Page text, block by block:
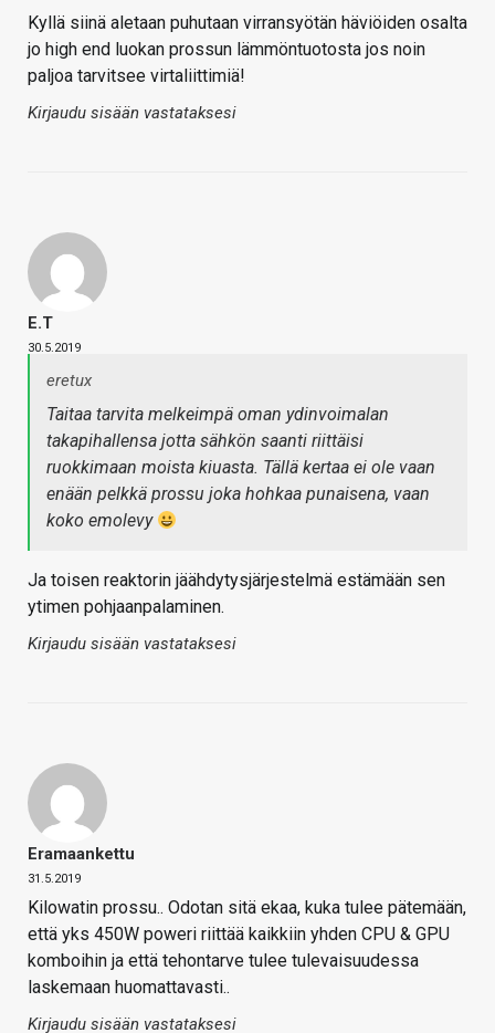
Kyllä siinä aletaan puhutaan virransyötän häviöiden osalta
jo high end luokan prossun lämmöntuotosta jos noin
paljoa tarvitsee virtaliittimiä!
Kirjaudu sisään vastataksesi
E.T
30.5.2019
eretux
Taitaa tarvita melkeimpä oman ydinvoimalan
takapihallensa jotta sähkön saanti riittäisi
ruokkimaan moista kiuasta. Tällä kertaa ei ole vaan
enään pelkkä prossu joka hohkaa punaisena, vaan
koko emolevy
Ja toisen reaktorin jäähdytysjärjestelmä estämään sen
ytimen pohjaanpalaminen.
Kirjaudu sisään vastataksesi
Eramaankettu
31.5.2019
Kilowatin prossu.. Odotan sitä ekaa, kuka tulee pätemään,
että yks 450W poweri riittää kaikkiin yhden CPU & GPU
komboihin ja että tehontarve tulee tulevaisuudessa
laskemaan huomattavasti..
Kirjaudu sisään vastataksesi